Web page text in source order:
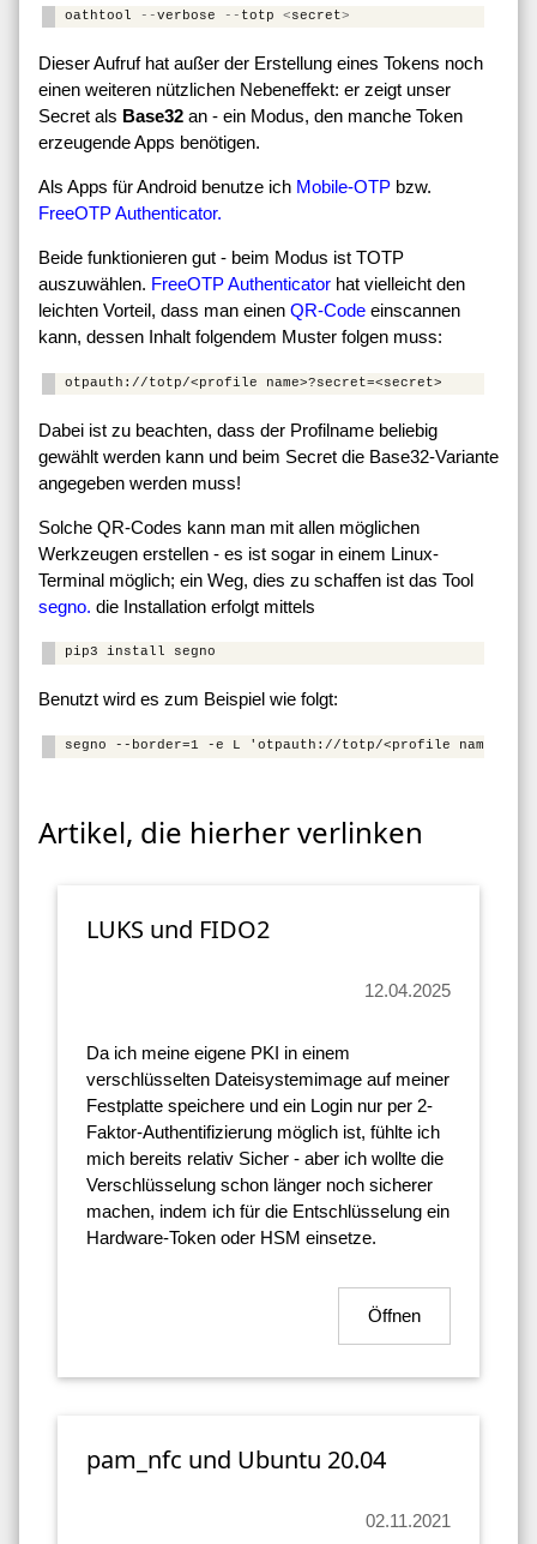
oathtool --verbose -- totp <secret>
Dieser Aufruf hat außer der Erstellung eines Tokens noch
einen weiteren nützlichen Nebeneffekt: er zeigt unser
Secret als Base32 an - ein Modus, den manche Token
erzeugende Apps benötigen.
Als Apps für Android benutze ich Mobile-OTP bzw.
FreeOTP Authenticator.
Beide funktionieren gut - beim Modus ist TOTP
auszuwählen. FreeOTP Authenticator hat vielleicht den
leichten Vorteil, dass man einen QR-Code einscannen
kann, dessen Inhalt folgendem Muster folgen muss:
Dabei ist zu beachten, dass der Profilname beliebig
gewählt werden kann und beim Secret die Base32-Variante
angegeben werden muss!
Solche QR-Codes kann man mit allen möglichen
Werkzeugen erstellen - es ist sogar in einem Linux-
Terminal möglich; ein Weg, dies zu schaffen ist das Tool
segno. die Installation erfolgt mittels
Benutzt wird es zum Beispiel wie folgt:
Artikel, die hierher verlinken
LUKS und FIDO2
12.04.2025
Da ich meine eigene PKI in einem
verschlüsselten Dateisystemimage auf meiner
Festplatte speichere und ein Login nur per 2-
Faktor-Authentifizierung möglich ist, fühlte ich
mich bereits relativ Sicher - aber ich wollte die
Verschlüsselung schon länger noch sicherer
machen, indem ich für die Entschlüsselung ein
Hardware-Token oder HSM einsetze.
Öffnen
pam_nfc und Ubuntu 20.04
02.11.2021